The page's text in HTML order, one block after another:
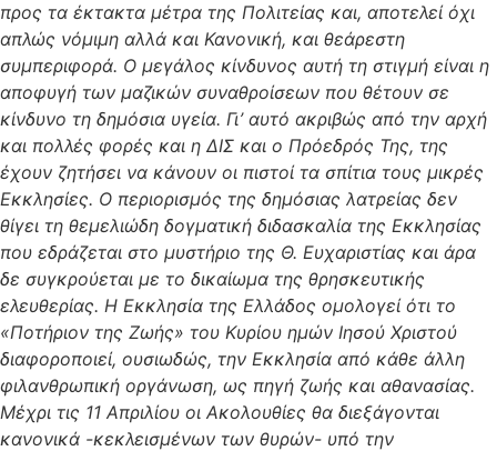
προς τα έκτακτα μέτρα της Πολιτείας και, αποτελεί όχι
απλώς νόμιμη αλλά και Κανονική, και θεάρεστη
συμπεριφορά. Ο μεγάλος κίνδυνος αυτή τη στιγμή είναι η
αποφυγή των μαζικών συναθροίσεων που θέτουν σε
κίνδυνο τη δημόσια υγεία. Γι’ αυτό ακριβώς από την αρχή
και πολλές φορές και η ΔΙΣ και ο Πρόεδρός Της, της
έχουν ζητήσει να κάνουν οι πιστοί τα σπίτια τους μικρές
Εκκλησίες. Ο περιορισμός της δημόσιας λατρείας δεν
θίγει τη θεμελιώδη δογματική διδασκαλία της Εκκλησίας
που εδράζεται στο μυστήριο της Θ. Ευχαριστίας και άρα
δε συγκρούεται με το δικαίωμα της θρησκευτικής
ελευθερίας. Η Εκκλησία της Ελλάδος ομολογεί ότι το
«Ποτήριον της Ζωής» του Κυρίου ημών Ιησού Χριστού
διαφοροποιεί, ουσιωδώς, την Εκκλησία από κάθε άλλη
φιλανθρωπική οργάνωση, ως πηγή ζωής και αθανασίας.
Μέχρι τις 11 Απριλίου οι Ακολουθίες θα διεξάγονται
κανονικά -κεκλεισμένων των θυρών- υπό την